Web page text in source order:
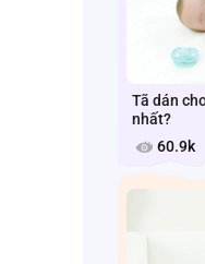
Tã dán
nhất?
60.9k